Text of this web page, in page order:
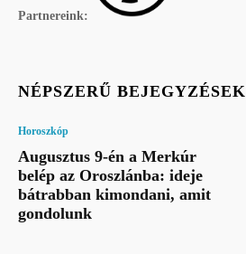
Partnereink:
NÉPSZERŰ BEJEGYZÉSEK
Horoszkóp
Augusztus 9-én a Merkúr
belép az Oroszlánba: ideje
bátrabban kimondani, amit
gondolunk